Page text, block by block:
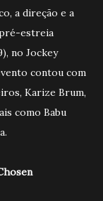
a direção e a
estreia
no Jockey
contou com
Karize Brum,
como Babu